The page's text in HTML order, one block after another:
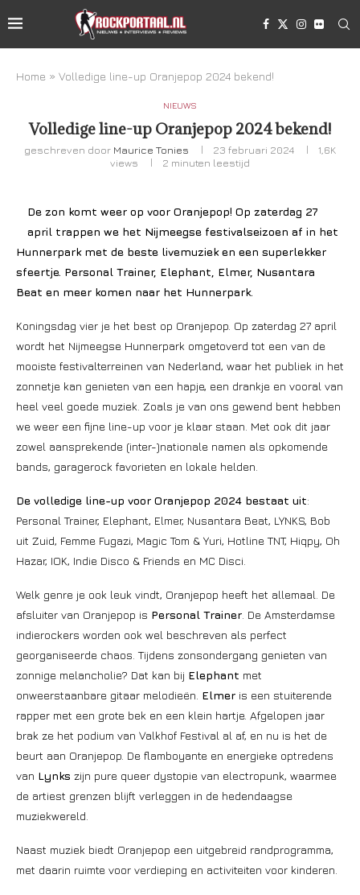
Home » Volledige line-up Oranjepop 2024 bekend!
NIEUWS
Volledige line-up Oranjepop 2024 bekend!
geschreven door Maurice Tonies 23 februari 2024
1,6K
views
2 minuten leestijd
De zon komt weer op voor Oranjepop! Op zaterdag 27
april trappen we het Nijmeegse festivalseizoen af in het
Hunnerpark met de beste livemuziek en een superlekker
sfeertje. Personal Trainer, Elephant, Elmer, Nusantara
Beat en meer komen naar het Hunnerpark.
Koningsdag vier je het best op Oranjepop. Op zaterdag 27 april
wordt het Nijmeegse Hunnerpark omgetoverd tot een van de
mooiste festivalterreinen van Nederland, waar het publiek in het
zonnetje kan genieten van een hapje, een drankje en vooral van
heel veel goede muziek. Zoals je van ons gewend bent hebben
we weer een fijne line-up voor je klaar staan. Met ook dit jaar
zowel aansprekende (inter-)nationale namen als opkomende
bands, garagerock favorieten en lokale helden.
De volledige line-up voor Oranjepop 2024 bestaat uit:
Personal Trainer, Elephant, Elmer, Nusantara Beat, LYNKS, Bob
uit Zuid, Femme Fugazi, Magic Tom & Yuri, Hotline TNT, Hiqpy, Oh
Hazar, IOK, Indie Disco & Friends en MC Disci.
Welk genre je ook leuk vindt, Oranjepop heeft het allemaal. De
afsluiter van Oranjepop is Personal Trainer . De Amsterdamse
indierockers worden ook wel beschreven als perfect
georganiseerde chaos. Tijdens zonsondergang genieten van
zonnige melancholie? Dat kan bij Elephant met
onweerstaanbare gitaar melodieën. Elmer is een stuiterende
rapper met een grote bek en een klein hartje. Afgelopen jaar
brak ze het podium van Valkhof Festival al af, en nu is het de
beurt aan Oranjepop. De flamboyante en energieke optredens
van Lynks zijn pure queer dystopie van electropunk, waarmee
de artiest grenzen blijft verleggen in de hedendaagse
muziekwereld.
Naast muziek biedt Oranjepop een uitgebreid randprogramma,
met daarin ruimte voor verdieping en activiteiten voor kinderen.